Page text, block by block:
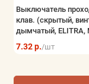
Выключатель
клав. (скрытый,
дымчатый, ELITRA,
7.32 р./шт